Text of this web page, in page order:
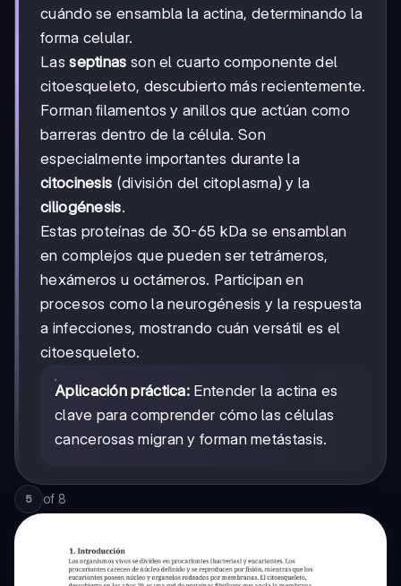
cuándo se ensambla la actina, determinando la
forma celular.
Lasseptinas son el cuarto componente del
citoesqueleto, descubierto más recientemente.
Forman filamentos y anillos que actúan como
barreras dentro de la célula. Son
especialmente importantes durante la
citocinesis (división del citoplasma) y la
ciliogénesis.
Estas proteínas de 30-65 kDa se ensamblan
en complejos que pueden ser tetrámeros,
hexámeros u octámeros. Participan en
procesos como la neurogénesis y la respuesta
a infecciones, mostrando cuán versátil es el
citoesqueleto.
Aplicación práctica: Entender la actina es
clave para comprender cómo las células
cancerosas migran y forman metástasis.
5 of 8